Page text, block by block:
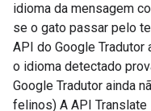
idioma da mensagem
se o gato passar pelo
API do Google Tradutor
o idioma detectado
Google Tradutor ainda
felinos) A API